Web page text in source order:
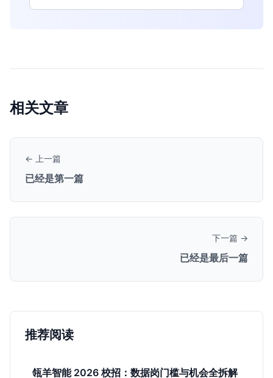
相关文章
← 上一篇
已经是第一篇
下一篇 →
已经是最后一篇
推荐阅读
瓴羊智能 2026 校招：数据岗门槛与机会全拆解